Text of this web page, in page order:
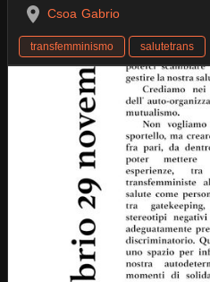
Csoa Gabrio
transfemminismo salutetrans